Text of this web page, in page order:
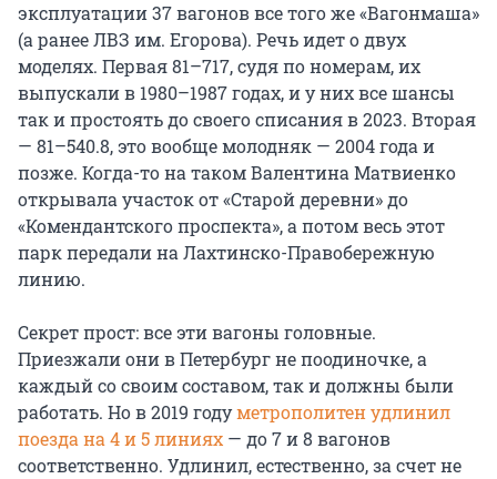
эксплуатации 37 вагонов все того же «Вагонмаша»
(а ранее ЛВЗ им. Егорова). Речь идет о двух
моделях. Первая 81–717, судя по номерам, их
выпускали в 1980–1987 годах, и у них все шансы
так и простоять до своего списания в 2023. Вторая
— 81–540.8, это вообще молодняк — 2004 года и
позже. Когда-то на таком Валентина Матвиенко
открывала участок от «Старой деревни» до
«Комендантского проспекта», а потом весь этот
парк передали на Лахтинско-Правобережную
линию.
Секрет прост: все эти вагоны головные.
Приезжали они в Петербург не поодиночке, а
каждый со своим составом, так и должны были
работать. Но в 2019 годуметрополитен удлинил
поезда на 4 и 5 линиях — до 7 и 8 вагонов
соответственно. Удлинил, естественно, за счет не